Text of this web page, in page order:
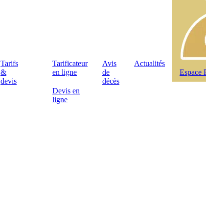
Tarifs
&
devis
Tarificateur
en ligne
Devis en
ligne
Avis
de
décès
Actualités
Espace